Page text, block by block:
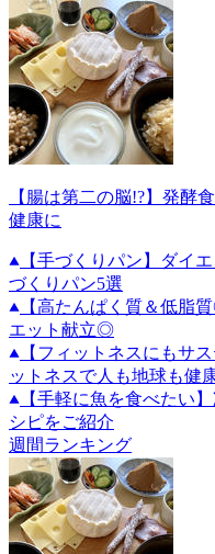
【腸は第二の脳!?】発酵
健康に
【手づくりパン】ダイ
づくりパン5選
【高たんぱく質＆低脂
エット献立◎
【フィットネスにもサ
ットネスで人も地球も健
【手軽に魚を食べたい
シピをご紹介
週間ランキング